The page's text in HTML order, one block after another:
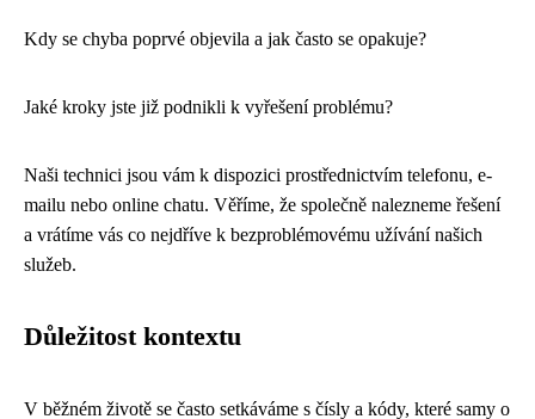
Kdy se chyba poprvé objevila a jak často se opakuje?
Jaké kroky jste již podnikli k vyřešení problému?
Naši technici jsou vám k dispozici prostřednictvím telefonu, e-
mailu nebo online chatu. Věříme, že společně nalezneme řešení
a vrátíme vás co nejdříve k bezproblémovému užívání našich
služeb.
Důležitost kontextu
V běžném životě se často setkáváme s čísly a kódy, které samy o